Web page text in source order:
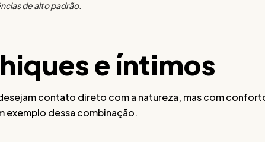
de alto padrão.
e íntimos
contato direto com a natureza, mas com
exemplo dessa combinação.